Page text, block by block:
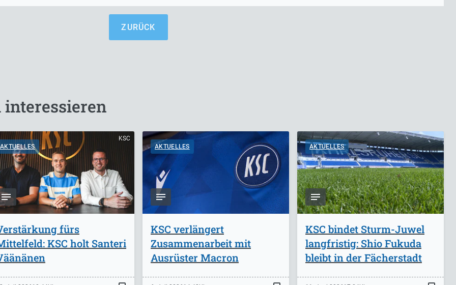
ZURÜCK
interessieren
KSC
AKTUELLES
fürs
KSC holt Santeri
AKTUELLES
KSC verlängert
Zusammenarbeit mit
Ausrüster Macron
AKTUELLES
KSC bindet Sturm-Juwel
langfristig: Shio Fukuda
bleibt in der Fächerstadt